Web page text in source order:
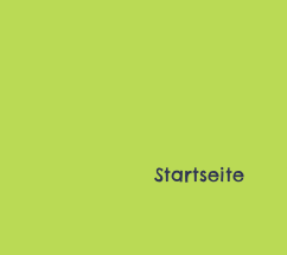
Startseite